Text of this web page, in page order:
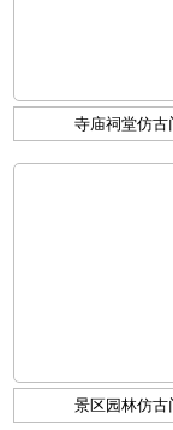
寺庙祠堂仿古
景区园林仿古